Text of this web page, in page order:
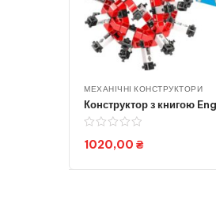
МЕХАНІЧНІ КОНСТРУКТОРИ
1020,00 ₴
Add to cart